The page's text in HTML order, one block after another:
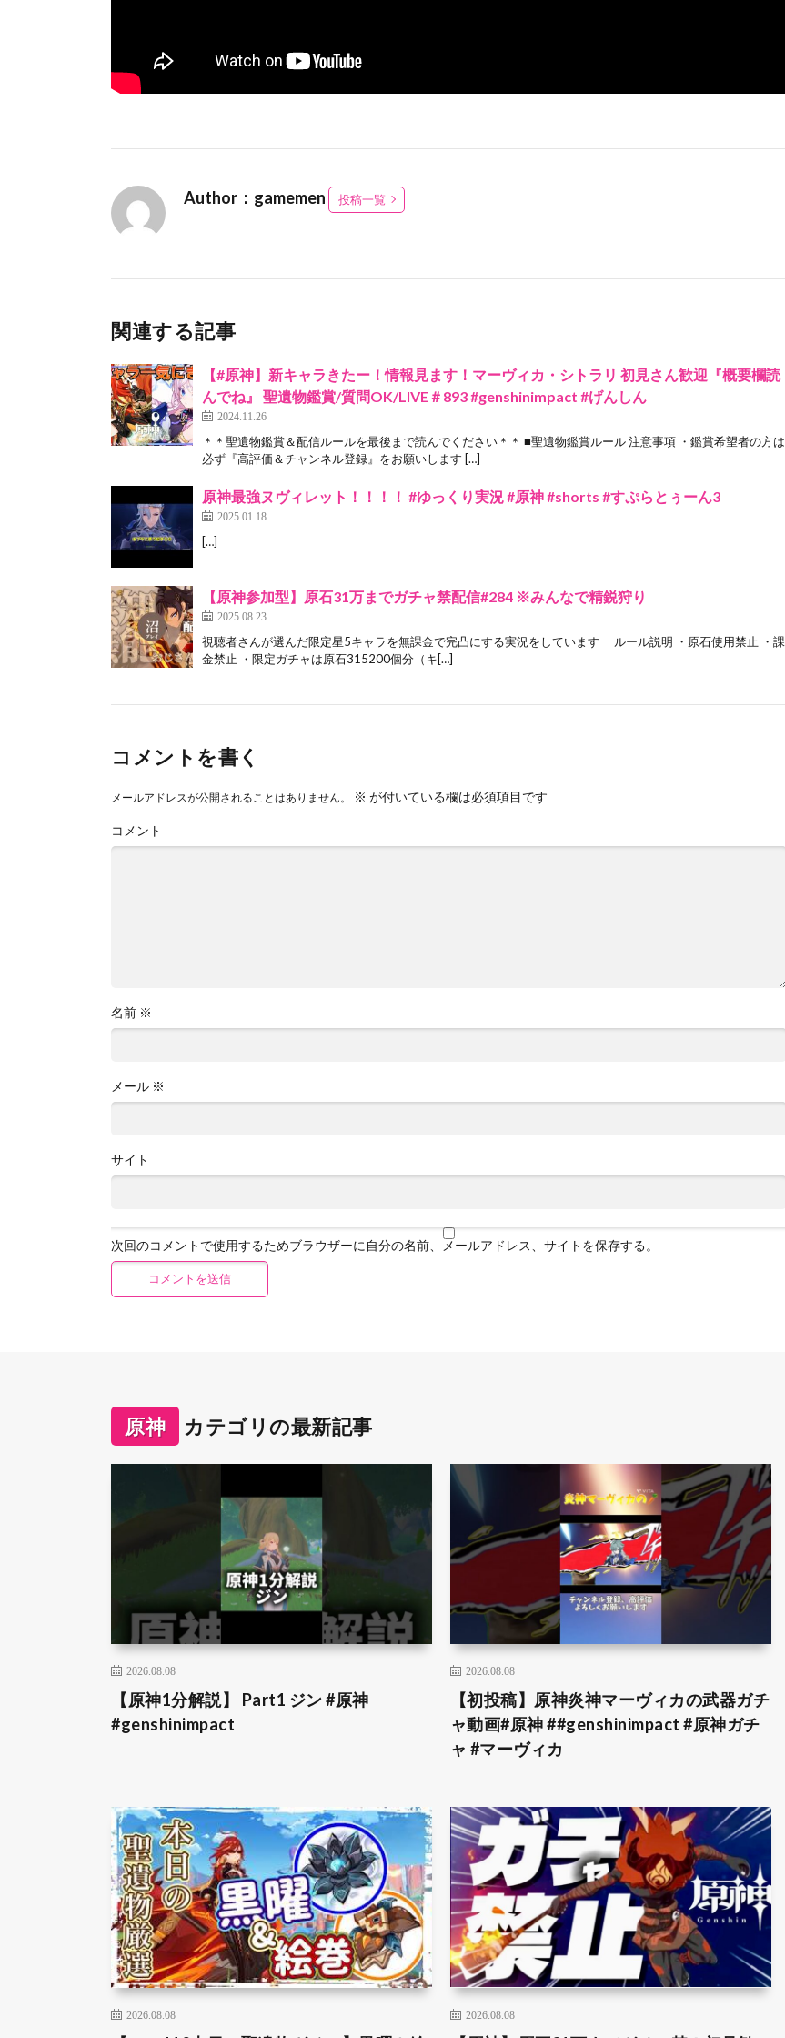
Author：gamemen 投稿一覧
関連する記事
【#原神】新キャラきたー！情報見ます！マーヴィカ・シトラリ 初見さん歓迎『概要欄読
んでね』 聖遺物鑑賞/質問OK/LIVE＃893 #genshinimpact #げんしん
2024.11.26
＊＊聖遺物鑑賞＆配信ルールを最後まで読んでください＊＊ ■聖遺物鑑賞ルール 注意事項 ・鑑賞希望者の方は
必ず『高評価＆チャンネル登録』をお願いします […]
原神最強ヌヴィレット！！！！ #ゆっくり実況 #原神 #shorts #すぷらとぅーん3
2025.01.18
[…]
【原神参加型】原石31万までガチャ禁配信#284 ※みんなで精鋭狩り
2025.08.23
視聴者さんが選んだ限定星5キャラを無課金で完凸にする実況をしています ルール説明 ・原石使用禁止 ・課
金禁止 ・限定ガチャは原石315200個分（キ[…]
コメントを書く
メールアドレスが公開されることはありません。 ※ が付いている欄は必須項目です
コメント
名前 ※
メール ※
サイト
次回のコメントで使用するためブラウザーに自分の名前、メールアドレス、サイトを保存する。
原神 カテゴリの最新記事
2026.08.08
【原神1分解説】 Part1 ジン #原神
#genshinimpact
2026.08.08
【初投稿】原神炎神マーヴィカの武器ガチ
ャ動画#原神 ##genshinimpact #原神ガチ
ャ #マーヴィカ
2026.08.08 2026.08.08